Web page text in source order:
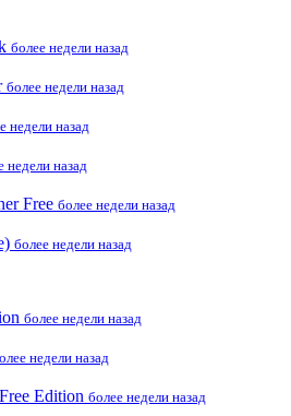
более недели назад
более недели назад
недели назад
недели назад
Free более недели назад
более недели назад
более недели назад
недели назад
Edition более недели назад